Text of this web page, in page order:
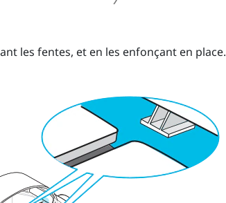
les fentes, et en les enfonçant en place.